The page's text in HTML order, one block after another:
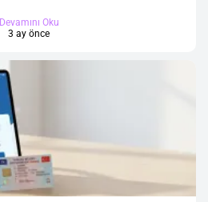
Devamını Oku
3 ay önce